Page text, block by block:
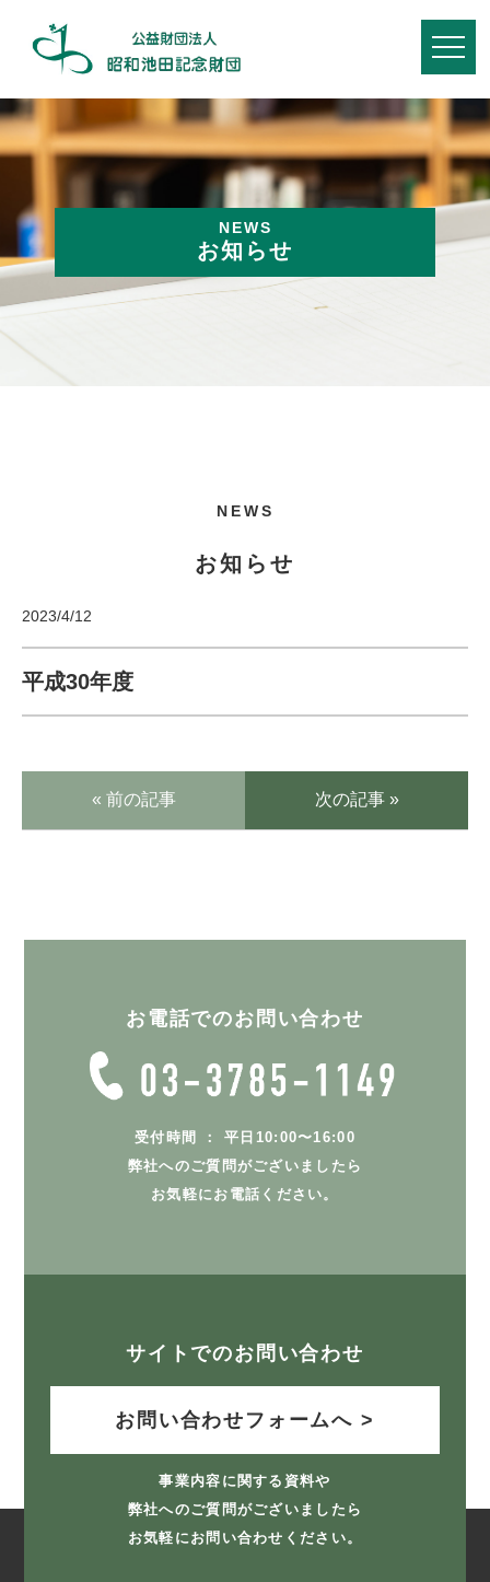
NEWS
お知らせ
NEWS
お知らせ
2023/4/12
平成30年度
« 前の記事 次の記事 »
お電話でのお問い合わせ
受付時間 ： 平日10:00〜16:00
弊社へのご質問がございましたら
お気軽にお電話ください。
サイトでのお問い合わせ
お問い合わせフォームへ >
事業内容に関する資料や
弊社へのご質問がございましたら
お気軽にお問い合わせください。